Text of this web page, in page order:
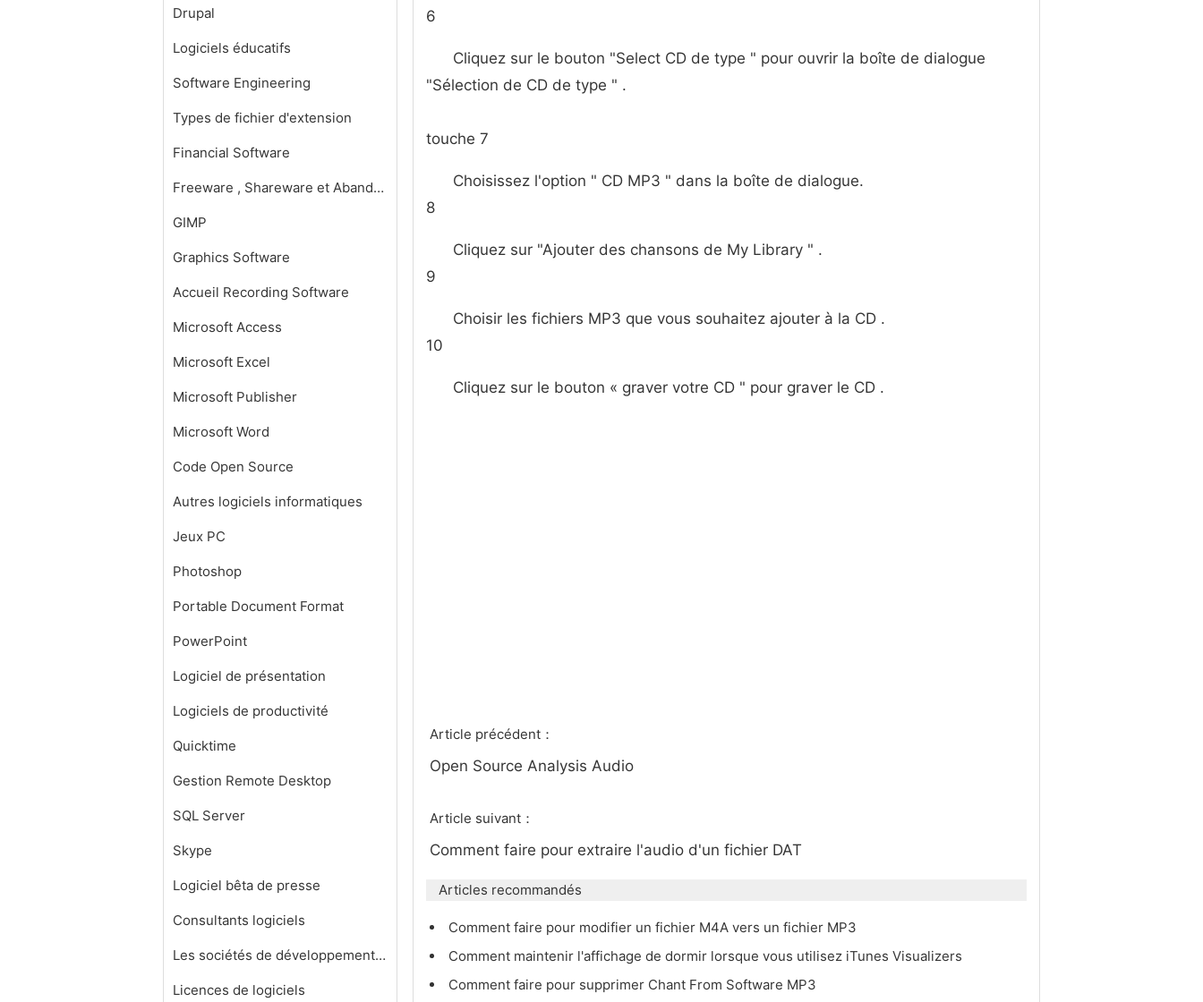
Drupal
Logiciels éducatifs
Software Engineering
Types de fichier d'extension
Financial Software
Freeware , Shareware et Abandonware
GIMP
Graphics Software
Accueil Recording Software
Microsoft Access
Microsoft Excel
Microsoft Publisher
Microsoft Word
Code Open Source
Autres logiciels informatiques
Jeux PC
Photoshop
Portable Document Format
PowerPoint
Logiciel de présentation
Logiciels de productivité
Quicktime
Gestion Remote Desktop
SQL Server
Skype
Logiciel bêta de presse
Consultants logiciels
Les sociétés de développement de logiciels
Licences de logiciels
6
Cliquez sur le bouton "Select CD de type " pour ouvrir la boîte de dialogue
"Sélection de CD de type " .
touche 7
Choisissez l'option " CD MP3 " dans la boîte de dialogue.
8
Cliquez sur "Ajouter des chansons de My Library " .
9
Choisir les fichiers MP3 que vous souhaitez ajouter à la CD .
10
Cliquez sur le bouton « graver votre CD " pour graver le CD .
Article précédent：
Open Source Analysis Audio
Article suivant：
Comment faire pour extraire l'audio d'un fichier DAT
Articles recommandés
Comment faire pour modifier un fichier M4A vers un fichier MP3
Comment maintenir l'affichage de dormir lorsque vous utilisez iTunes Visualizers
Comment faire pour supprimer Chant From Software MP3